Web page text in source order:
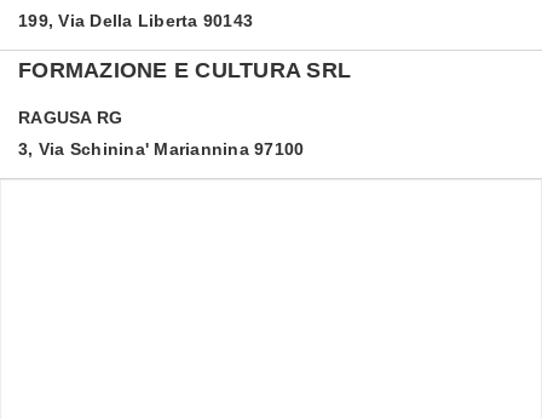
199, Via Della Liberta 90143
FORMAZIONE E CULTURA SRL
RAGUSA RG
3, Via Schinina' Mariannina 97100